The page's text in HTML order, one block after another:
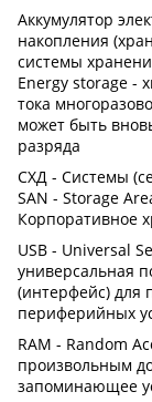
Аккумулятор
накопления
системы
Energy storage -
тока
может быть
разряда
СХД - Системы
SAN - Storage
Корпоративное
USB - Universal
универсальная
(интерфейс) для
периферийных
RAM - Random
произвольным
запоминающее